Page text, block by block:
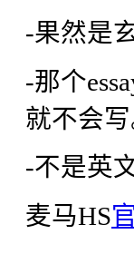
-果然是
-那个
就不会写
-不是英
麦马HS